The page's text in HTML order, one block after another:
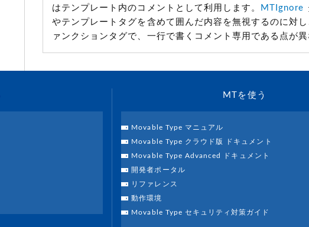
はテンプレート内のコメントとして利用します。
MTIgnore
やテンプレートタグを含めて囲んだ内容を無視するのに対
ァンクションタグで、一行で書くコメント専用である点が異
MTを使う
Movable Type マニュアル
Movable Type クラウド版 ドキュメント
Movable Type Advanced ドキュメント
開発者ポータル
リファレンス
動作環境
Movable Type セキュリティ対策ガイド